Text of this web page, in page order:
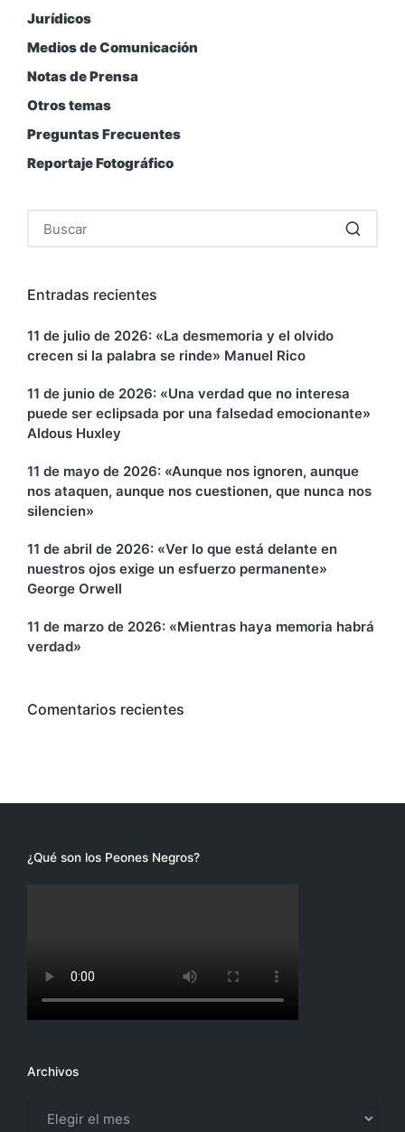
Jurídicos
Medios de Comunicación
Notas de Prensa
Otros temas
Preguntas Frecuentes
Reportaje Fotográfico
Entradas recientes
11 de julio de 2026: «La desmemoria y el olvido
crecen si la palabra se rinde» Manuel Rico
11 de junio de 2026: «Una verdad que no interesa
puede ser eclipsada por una falsedad emocionante»
Aldous Huxley
11 de mayo de 2026: «Aunque nos ignoren, aunque
nos ataquen, aunque nos cuestionen, que nunca nos
silencien»
11 de abril de 2026: «Ver lo que está delante en
nuestros ojos exige un esfuerzo permanente»
George Orwell
11 de marzo de 2026: «Mientras haya memoria habrá
verdad»
Comentarios recientes
¿Qué son los Peones Negros?
Archivos